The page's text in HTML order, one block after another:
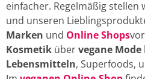
einfacher. Regelmäßig stellen
und unseren
Marken und Online Shops
Kosmetik übervegane Mode
Lebensmitteln, Superfoods,